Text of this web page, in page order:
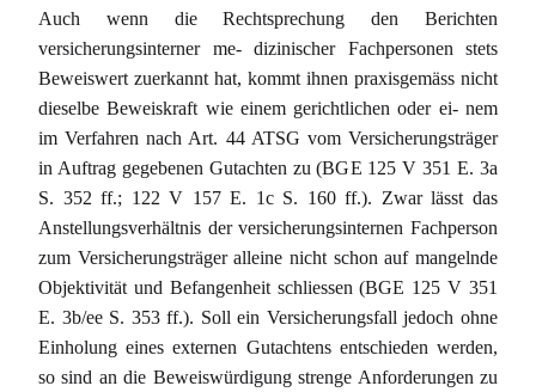
Auch wenn die Rechtsprechung den Berichten
versicherungsinterner me- dizinischer Fachpersonen stets
Beweiswert zuerkannt hat, kommt ihnen praxisgemäss nicht
dieselbe Beweiskraft wie einem gerichtlichen oder ei- nem
im Verfahren nach Art. 44 ATSG vom Versicherungsträger
in Auftrag gegebenen Gutachten zu (BGE 125 V 351 E. 3a
S. 352 ff.; 122 V 157 E. 1c S. 160 ff.). Zwar lässt das
Anstellungsverhältnis der versicherungsinternen Fachperson
zum Versicherungsträger alleine nicht schon auf mangelnde
Objektivität und Befangenheit schliessen (BGE 125 V 351
E. 3b/ee S. 353 ff.). Soll ein Versicherungsfall jedoch ohne
Einholung eines externen Gutachtens entschieden werden,
so sind an die Beweiswürdigung strenge Anforderungen zu